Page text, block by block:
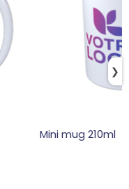
Mini mug 210ml
❯